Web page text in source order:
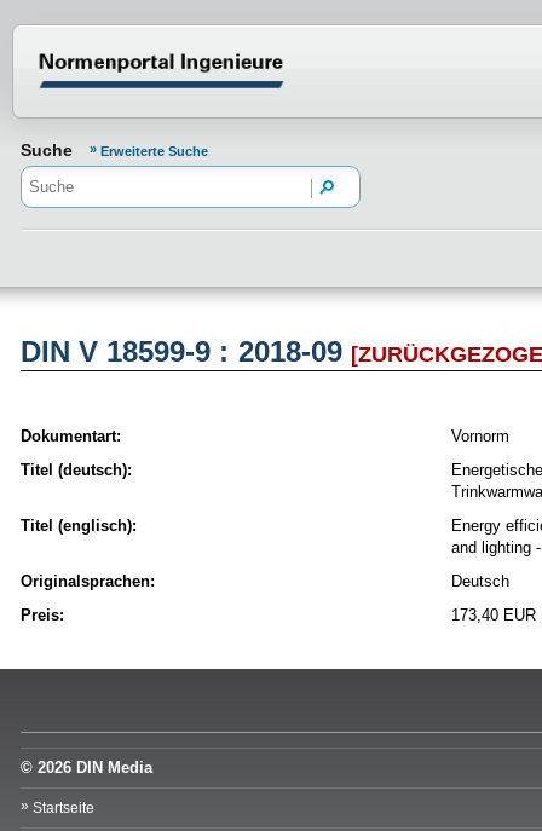
Suche Erweiterte Suche
DIN V 18599-9 : 2018-09
Dokumentart:
Vornorm
Titel (deutsch):
Titel (englisch):
Energy
and lighting
Originalsprachen:
Deutsch
Preis:
173,40 EUR
© 2026 DIN Media
Startseite